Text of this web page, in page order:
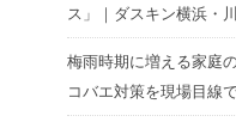
ス」｜ダスキン横浜・
梅雨時期に増える家庭
コバエ対策を現場目線